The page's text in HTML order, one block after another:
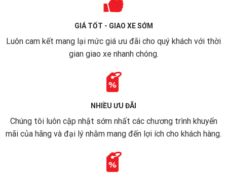
GIÁ TỐT - GIAO XE SỚM
Luôn cam kết mang lại mức giá ưu đãi cho quý khách với thời
gian giao xe nhanh chóng.
NHIỀU ƯU ĐÃI
Chúng tôi luôn cập nhật sớm nhất các chương trình khuyến
mãi của hãng và đại lý nhằm mang đến lợi ích cho khách hàng.